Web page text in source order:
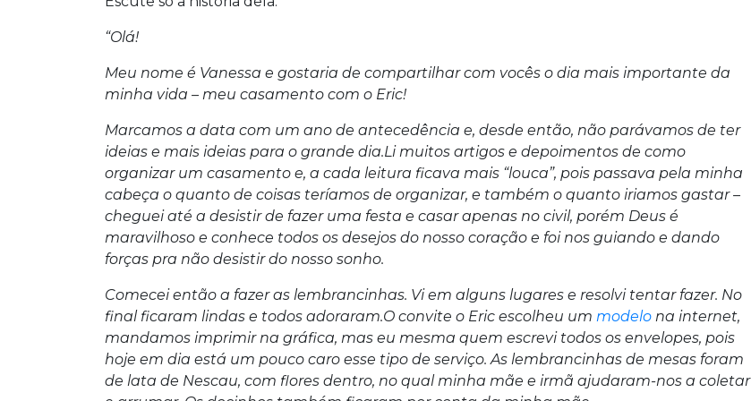
“Olá!
Meu nome é Vanessa e gostaria de compartilhar com vocês o dia mais importante da
minha vida – meu casamento com o Eric!
Marcamos a data com um ano de antecedência e, desde então, não parávamos de ter
ideias e mais ideias para o grande dia.Li muitos artigos e depoimentos de como
organizar um casamento e, a cada leitura ficava mais “louca”, pois passava pela minha
cabeça o quanto de coisas teríamos de organizar, e também o quanto iriamos gastar –
cheguei até a desistir de fazer uma festa e casar apenas no civil, porém Deus é
maravilhoso e conhece todos os desejos do nosso coração e foi nos guiando e dando
forças pra não desistir do nosso sonho.
Comecei então a fazer as lembrancinhas. Vi em alguns lugares e resolvi tentar fazer. No
final ficaram lindas e todos adoraram.O convite o Eric escolheu um modelo na internet,
mandamos imprimir na gráfica, mas eu mesma quem escrevi todos os envelopes, pois
hoje em dia está um pouco caro esse tipo de serviço. As lembrancinhas de mesas foram
de lata de Nescau, com flores dentro, no qual minha mãe e irmã ajudaram-nos a coletar